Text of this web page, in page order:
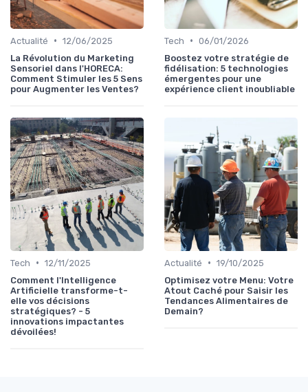
Actualité • 12/06/2025
La Révolution du Marketing
Sensoriel dans l'HORECA:
Comment Stimuler les 5 Sens
pour Augmenter les Ventes?
Tech • 06/01/2026
Boostez votre stratégie de
fidélisation: 5 technologies
émergentes pour une
expérience client inoubliable
Tech • 12/11/2025
Comment l'Intelligence
Artificielle transforme-t-
elle vos décisions
stratégiques? - 5
innovations impactantes
dévoilées!
Actualité • 19/10/2025
Optimisez votre Menu: Votre
Atout Caché pour Saisir les
Tendances Alimentaires de
Demain?